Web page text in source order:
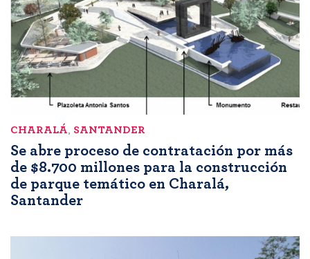
CHARALÁ, SANTANDER
Se abre proceso de contratación por más
de $8.700 millones para la construcción
de parque temático en Charalá,
Santander